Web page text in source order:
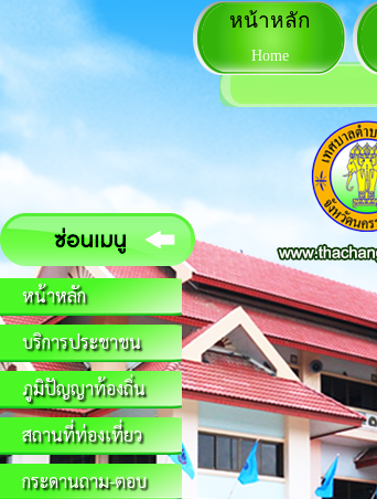
หน้าหลัก
บริการประชาชน
ภูมิปัญญาท้องถิ่น
สถานที่ท่องเที่ยว
กระดานถาม-ตอบ
หน้าหลัก
Home